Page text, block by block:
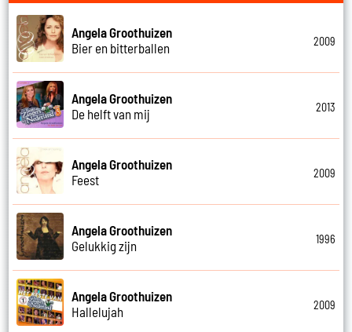
Angela Groothuizen
Bier en bitterballen
2009
Angela Groothuizen
De helft van mij
2013
Angela Groothuizen
Feest
2009
Angela Groothuizen
Gelukkig zijn
1996
Angela Groothuizen
Hallelujah
2009